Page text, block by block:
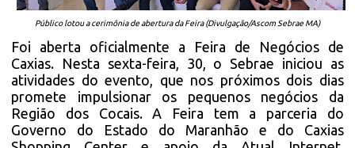
Público lotou a cerimônia de abertura da Feira (Divulgação/Ascom Sebrae MA)
Foi aberta oficialmente a Feira de Negócios de
Caxias. Nesta sexta-feira, 30, o Sebrae iniciou as
atividades do evento, que nos próximos dois dias
promete impulsionar os pequenos negócios da
Região dos Cocais. A Feira tem a parceria do
Governo do Estado do Maranhão e do Caxias